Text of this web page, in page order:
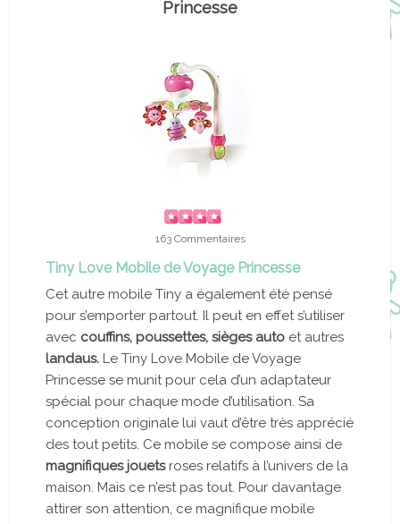
Princesse
163 Commentaires
Tiny Love Mobile de Voyage Princesse
Cet autre mobile Tiny a également été pensé
pour s’emporter partout. Il peut en effet s’utiliser
avec couffins, poussettes, sièges auto et autres
landaus. Le Tiny Love Mobile de Voyage
Princesse se munit pour cela d’un adaptateur
spécial pour chaque mode d’utilisation. Sa
conception originale lui vaut d’être très apprécié
des tout petits. Ce mobile se compose ainsi de
magnifiques jouetsroses relatifs à l’univers de la
maison. Mais ce n’est pas tout. Pour davantage
attirer son attention, ce magnifique mobile